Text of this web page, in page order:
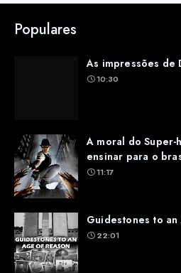
Populares
As impressões de
10:30
A moral do
ensinar para o
11:17
Guidestones to an
22:01